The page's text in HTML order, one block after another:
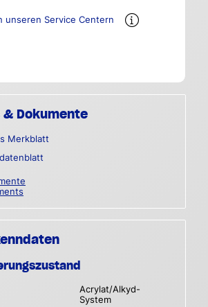
unseren Service Centern
& Dokumente
Merkblatt
Acrylat/Alkyd-
System